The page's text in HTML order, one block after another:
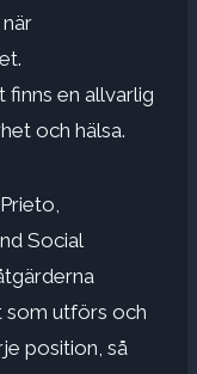
när
finns en allvarlig
och hälsa.
Social
som utförs och
position, så